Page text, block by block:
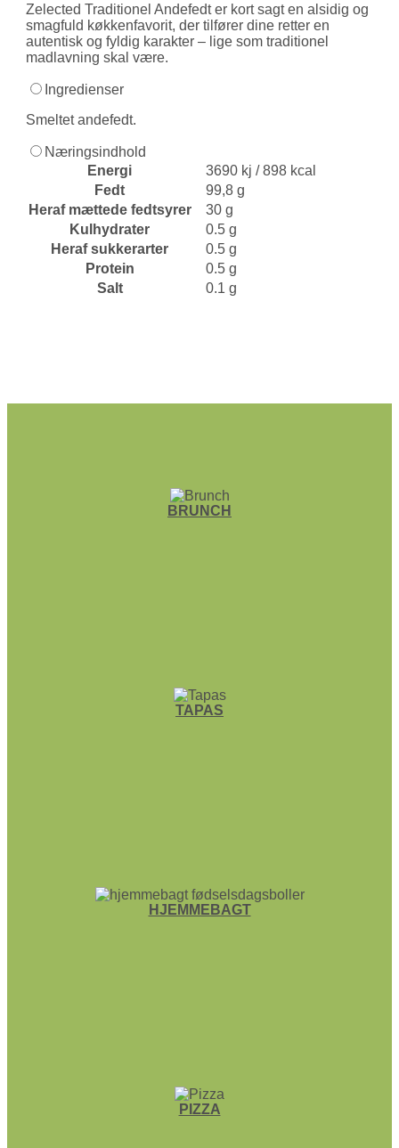
Zelected Traditionel Andefedt er kort sagt en alsidig og
smagfuld køkken­favorit, der tilfører dine retter en
autentisk og fyldig karakter – lige som traditionel
madlavning skal være.
Ingredienser
Smeltet andefedt.
Næringsindhold
Energi
3690 kj / 898 kcal
Fedt
99,8 g
Heraf mættede fedtsyrer
30 g
Kulhydrater
0.5 g
Heraf sukkerarter
0.5 g
Protein
0.5 g
Salt
0.1 g
BRUNCH
TAPAS
HJEMME­BAGT
PIZZA